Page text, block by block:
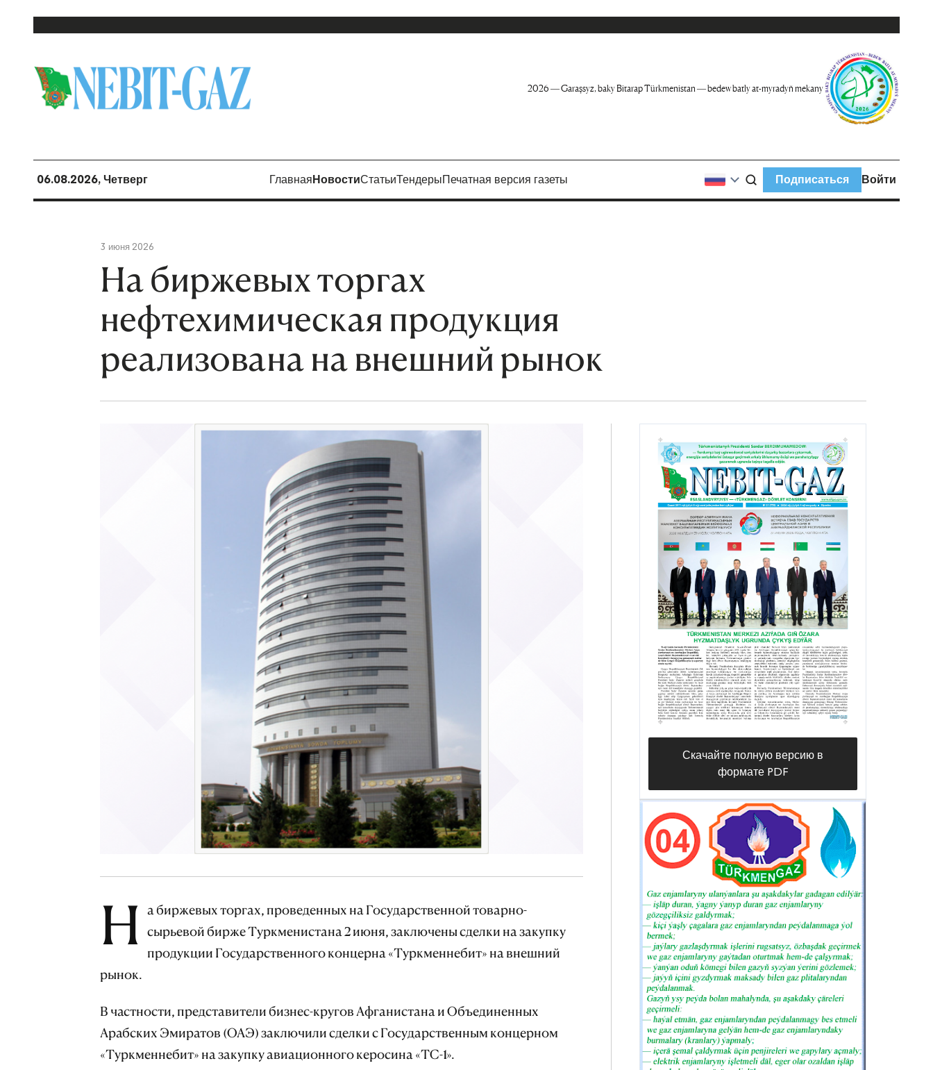
2026 — Garaşsyz, baky Bitarap Türkmenistan — bedew batly at-myradyň mekany
06.08.2026, Четверг ГлавнаяНовостиСтатьиТендерыПечатная версия газеты Подписаться Войти
3 июня 2026
На биржевых торгах
нефтехимическая продукция
реализована на внешний рынок
Н а биржевых торгах, проведенных на Государственной товарно-
сырьевой бирже Туркменистана 2 июня, заключены сделки на закупку
продукции Государственного концерна «Туркменнебит» на внешний
рынок.
В частности, представители бизнес-кругов Афганистана и Объединенных
Арабских Эмиратов (ОАЭ) заключили сделки с Государственным концерном
«Туркменнебит» на закупку авиационного керосина «ТС-1».
Скачайте полную версию в
формате PDF